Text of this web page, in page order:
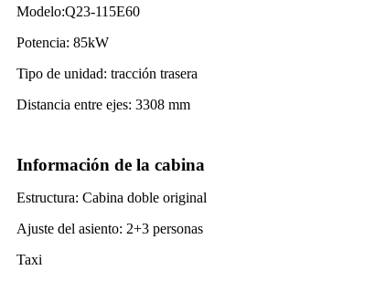
Modelo:Q23-115E60
Potencia: 85kW
Tipo de unidad: tracción trasera
Distancia entre ejes: 3308 mm
Información de la cabina
Estructura: Cabina doble original
Ajuste del asiento: 2+3 personas
Taxi